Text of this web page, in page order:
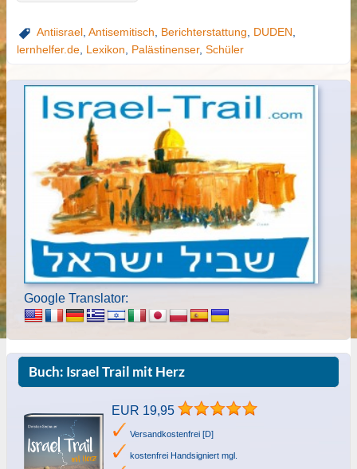
Antiisrael, Antisemitisch Berichterstattung DUDEN
lernhelfer.de, Lexikon Palästinenser, Schüler
Google Translator:
Buch: Israel Trail mit Herz
EUR 19,95
Versandkostenfrei [D]
kostenfrei Handsigniert mgl.